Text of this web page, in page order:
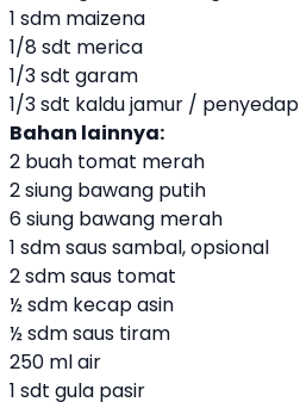
1 sdm maizena
1/8 sdt merica
1/3 sdt garam
1/3 sdt kaldu jamur / penyedap
Bahan lainnya:
2 buah tomat merah
2 siung bawang putih
6 siung bawang merah
1 sdm saus sambal, opsional
2 sdm saus tomat
½ sdm kecap asin
½ sdm saus tiram
250 ml air
1 sdt gula pasir